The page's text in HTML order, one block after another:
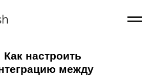
Как настроить
между